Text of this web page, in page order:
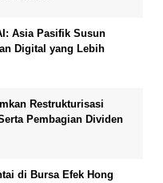
Asia Pasifik Susun
Digital yang Lebih
Restrukturisasi
Pembagian Dividen
di Bursa Efek Hong